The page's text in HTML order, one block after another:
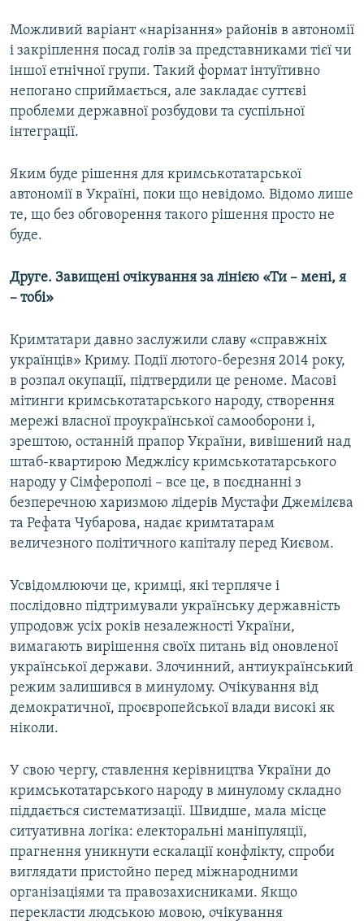
Можливий варіант «нарізання» районів в автономії
і закріплення посад голів за представниками тієї чи
іншої етнічної групи. Такий формат інтуїтивно
непогано сприймається, але закладає суттєві
проблеми державної розбудови та суспільної
інтеграції.
Яким буде рішення для кримськотатарської
автономії в Україні, поки що невідомо. Відомо лише
те, що без обговорення такого рішення просто не
буде. ​
Друге. Завищені очікування за лінією «Ти – мені, я
– тобі»
Кримтатари давно заслужили славу «справжніх
українців» Криму. Події лютого-березня 2014 року,
в розпал окупації, підтвердили це реноме. Масові
мітинги кримськотатарського народу, створення
мережі власної проукраїнської самооборони і,
зрештою, останній прапор України, вивішений над
штаб-квартирою Меджлісу кримськотатарського
народу у Сімферополі – все це, в поєднанні з
безперечною харизмою лідерів Мустафи Джемілєва
та Рефата Чубарова, надає кримтатарам
величезного політичного капіталу перед Києвом.
Усвідомлюючи це, кримці, які терпляче і
послідовно підтримували українську державність
упродовж усіх років незалежності України,
вимагають вирішення своїх питань від оновленої
української держави. Злочинний, антиукраїнський
режим залишився в минулому. Очікування від
демократичної, проєвропейської влади високі як
ніколи.
У свою чергу, ставлення керівництва України до
кримськотатарського народу в минулому складно
піддається систематизації. Швидше, мала місце
ситуативна логіка: електоральні маніпуляції,
прагнення уникнути ескалації конфлікту, спроби
виглядати пристойно перед міжнародними
організаціями та правозахисниками. Якщо
перекласти людською мовою, очікування